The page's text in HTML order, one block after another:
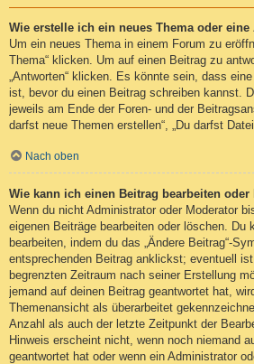
Wie erstelle ich ein neues Thema oder eine
Um ein neues Thema in einem Forum zu
Thema“ klicken. Um auf einen Beitrag zu
„Antworten“ klicken. Es könnte sein, dass
ist, bevor du einen Beitrag schreiben kannst.
jeweils am Ende der Foren- und der
darfst neue Themen erstellen“, „Du darfst
Nach oben
Wie kann ich einen Beitrag bearbeiten oder
Wenn du nicht Administrator oder Moderator
eigenen Beiträge bearbeiten oder löschen. Du
bearbeiten, indem du das „Ändere Beitrag“-
entsprechenden Beitrag anklickst; eventuell
begrenzten Zeitraum nach seiner Erstellung
jemand auf deinen Beitrag geantwortet hat,
Themenansicht als überarbeitet
Anzahl als auch der letzte Zeitpunkt der
Hinweis erscheint nicht, wenn noch niemand
geantwortet hat oder wenn ein Administrator